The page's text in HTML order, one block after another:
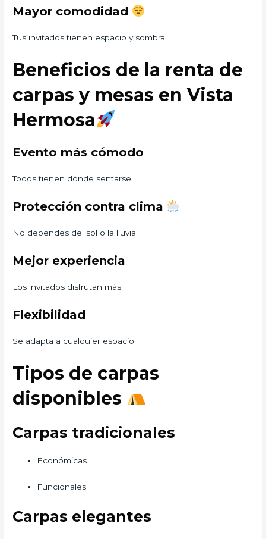
Mayor comodidad
Tus invitados tienen espacio y sombra.
Beneficios de la renta de
carpas y mesas en Vista
Hermosa
Evento más cómodo
Todos tienen dónde sentarse.
Protección contra clima
No dependes del sol o la lluvia.
Mejor experiencia
Los invitados disfrutan más.
Flexibilidad
Se adapta a cualquier espacio.
Tipos de carpas
disponibles
Carpas tradicionales
Económicas
Funcionales
Carpas elegantes